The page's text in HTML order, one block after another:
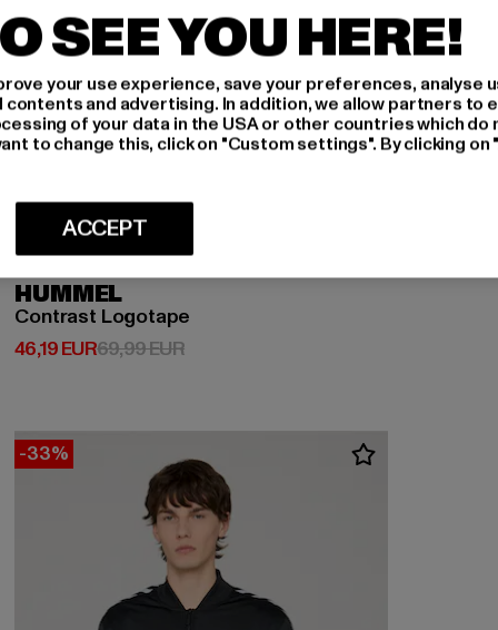
HUMMEL
Contrast Logotape
46,19 EUR
Ajankohtainen hinta: 46,19 EUR
69,99 EURKampanjahinta: 69,99 EUR
-33%
SEE YOU HERE!
your use experience, save your preferences, analyse
and advertising. In addition, we allow partners to
of your data in the USA or other countries which do
to change this, click on "Custom settings". By clicking
ACCEPT